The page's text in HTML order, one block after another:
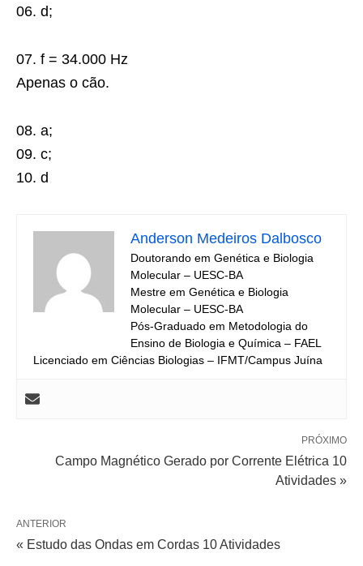
06. d;
07. f = 34.000 Hz
Apenas o cão.
08. a;
09. c;
10. d
Anderson Medeiros Dalbosco
Doutorando em Genética e Biologia
Molecular – UESC-BA
Mestre em Genética e Biologia
Molecular – UESC-BA
Pós-Graduado em Metodologia do
Ensino de Biologia e Química – FAEL
Licenciado em Ciências Biologias – IFMT/Campus Juína
PRÓXIMO
Campo Magnético Gerado por Corrente Elétrica 10
Atividades »
ANTERIOR
« Estudo das Ondas em Cordas 10 Atividades